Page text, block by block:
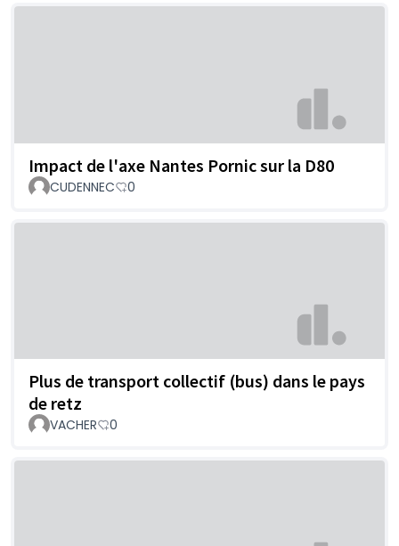
Impact de l'axe Nantes Pornic sur la D80
CUDENNEC 0
Plus de transport collectif (bus) dans le pays
de retz
VACHER 0